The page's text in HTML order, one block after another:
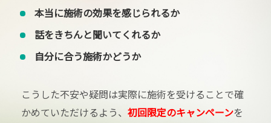
本当に施術の効果を感じられるか
話をきちんと聞いてくれるか
自分に合う施術かどうか
こうした不安や疑問は実際に施術を受けることで確
かめていただけるよう、 初回限定のキャンペーンを